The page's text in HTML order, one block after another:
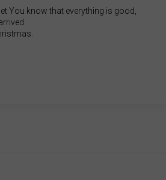
You know that everything is good,